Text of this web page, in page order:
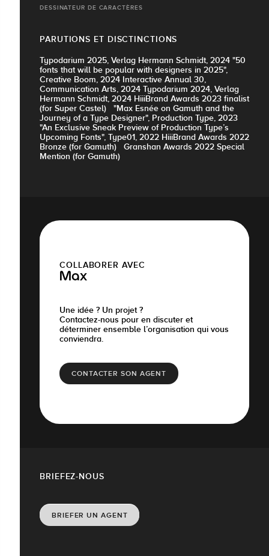
DESSINATEUR DE CARACTÈRES
PARUTIONS ET DISCTINCTIONS
Typodarium 2025, Verlag Hermann Schmidt, 2024 "50
fonts that will be popular with designers in 2025",
Creative Boom, 2024 Interactive Annual 30,
Communication Arts, 2024 Typodarium 2024, Verlag
Hermann Schmidt, 2024 HiiiBrand Awards 2023 finalist
(for Super Castel) "Max Esnée on Gamuth and the
Journey of a Type Designer", Production Type, 2023
"An Exclusive Sneak Preview of Production Type’s
Upcoming Fonts", Type01, 2022 HiiiBrand Awards 2022
Bronze (for Gamuth) Granshan Awards 2022 Special
Mention (for Gamuth)
COLLABORER AVEC
Max
Une idée ? Un projet ?
Contactez-nous pour en discuter et
déterminer ensemble l’organisation qui vous
conviendra.
CONTACTER SON AGENT
BRIEFEZ-NOUS
BRIEFER UN AGENT